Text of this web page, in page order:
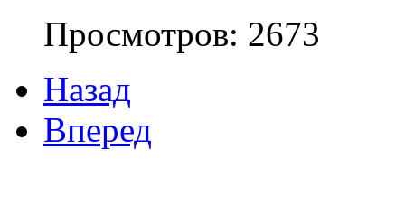
Просмотров: 2673
Назад
Вперед